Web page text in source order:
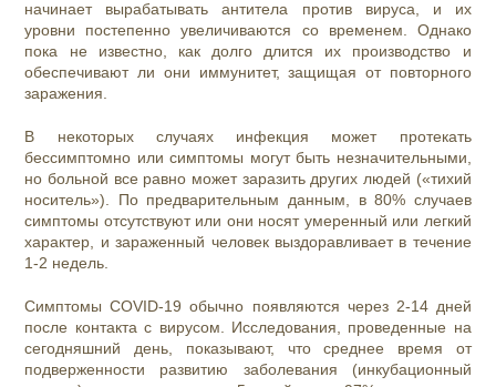
начинает вырабатывать антитела против вируса, и их
уровни постепенно увеличиваются со временем. Однако
пока не известно, как долго длится их производство и
обеспечивают ли они иммунитет, защищая от повторного
заражения.
В некоторых случаях инфекция может протекать
бессимптомно или симптомы могут быть незначительными,
но больной все равно может заразить других людей («тихий
носитель»). По предварительным данным, в 80% случаев
симптомы отсутствуют или они носят умеренный или легкий
характер, и зараженный человек выздоравливает в течение
1-2 недель.
Симптомы COVID-19 обычно появляются через 2-14 дней
после контакта с вирусом. Исследования, проведенные на
сегодняшний день, показывают, что среднее время от
подверженности развитию заболевания (инкубационный